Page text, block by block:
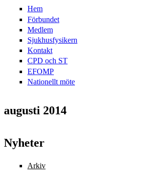
SjukhusFysikerFörbundet
Hem
Förbundet
Medlem
Sjukhusfysikern
Kontakt
CPD och ST
EFOMP
Nationellt möte
augusti 2014
Nyheter
Arkiv